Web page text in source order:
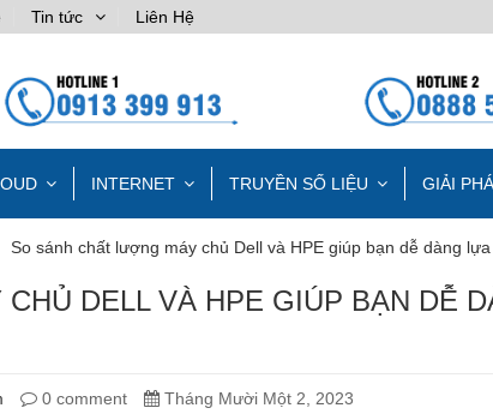
Tin tức Liên Hệ
INTERNET TRUYỀN SỐ LIỆU GIẢI
So sánh chất lượng máy chủ Dell và HPE giúp bạn dễ dàng
DELL VÀ HPE GIÚP BẠN DỄ
0 comment
Tháng Mười Một 2, 2023